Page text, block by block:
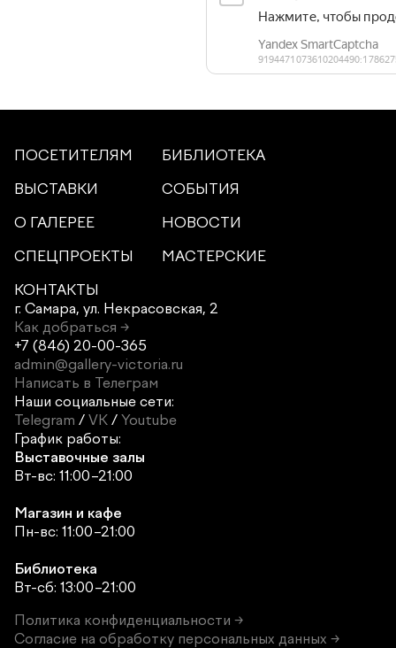
ПОСЕТИТЕЛЯМ
БИБЛИОТЕКА
ВЫСТАВКИ
СОБЫТИЯ
О ГАЛЕРЕЕ
НОВОСТИ
СПЕЦПРОЕКТЫ
МАСТЕРСКИЕ
КОНТАКТЫ
г. Самара, ул. Некрасовская, 2
Как добраться →
+7 (846) 20-00-365
admin@gallery-victoria.ru
Написать в Телеграм
Наши социальные сети:
Telegram / VK / Youtube
График работы:
Выставочные залы
Вт-вс: 11:00–21:00
Магазин и кафе
Пн-вс: 11:00–21:00
Библиотека
Вт-сб: 13:00–21:00
Политика конфиденциальности →
Согласие на обработку персональных данных →